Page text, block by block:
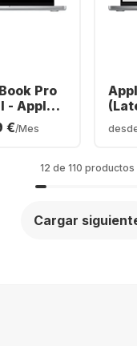
Pro
- Apple
- 1TB
€/Mes
-
GPU
12 de 110 productos
Cargar